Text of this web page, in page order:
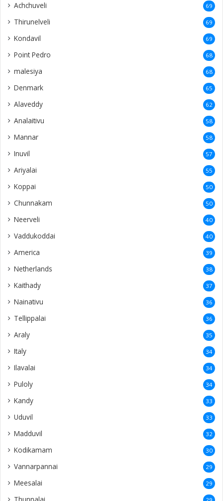
Achchuveli 69
Thirunelveli 69
Kondavil 69
Point Pedro 68
malesiya 68
Denmark 65
Alaveddy 62
Analaitivu 58
Mannar 58
Inuvil 57
Ariyalai 55
Koppai 50
Chunnakam 50
Neerveli 40
Vaddukoddai 40
America 39
Netherlands 38
Kaithady 37
Nainativu 36
Tellippalai 36
Araly 35
Italy 34
Ilavalai 34
Puloly 34
Kandy 33
Uduvil 33
Madduvil 32
Kodikamam 30
Vannarpannai 29
Meesalai 29